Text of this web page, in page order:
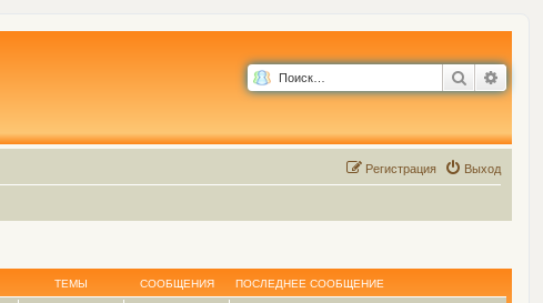
Поиск
Выход
Регистрация
ТЕМЫ СООБЩЕНИЯ ПОСЛЕДНЕЕ СООБЩЕНИЕ